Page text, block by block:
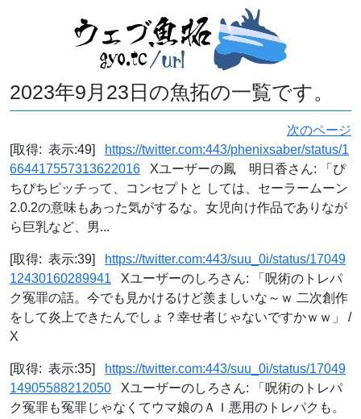
2023年9月23日の魚拓の一覧です。
次のページ
[取得: 表示:49]
https://twitter.com:443/phenixsaber/status/1
664417557313622016 Xユーザーの鳳 明日香さん: 「ぴ
ちぴちピッチって、コンセプトと しては、セーラームーン
2.0.2の意味もあった気がするな。女児向け作品でありなが
ら巨乳など、男...
[取得: 表示:39]
https://twitter.com:443/suu_0i/status/17049
12430160289941 Xユーザーのしろさん: 「呪術のトレパ
ク冤罪の話。今でも見かけるけど羨ましいな～ｗ 二次創作
をして炎上できたんでしょ？幸せ者じゃないですかｗｗ」 /
X
[取得: 表示:35]
https://twitter.com:443/suu_0i/status/17049
14905588212050 Xユーザーのしろさん: 「呪術のトレパ
ク冤罪も冤罪じゃなくてウマ娘のＡＩ悪用のトレパクも。